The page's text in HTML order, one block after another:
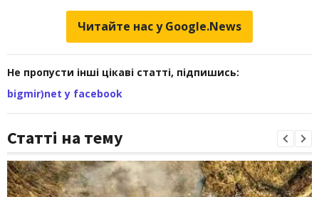
Читайте нас у Google.News
Не пропусти інші цікаві статті, підпишись:
bigmir)net у facebook
Статті на тему